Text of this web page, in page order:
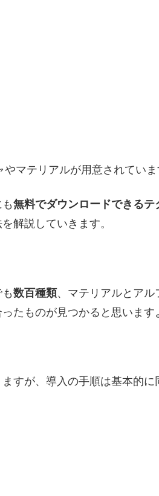
マテリアルが用意されていま
無料でダウンロードできるテ
解説していきます。
数百種類、マテリアルとアル
たものが見つかると思います
すが、 導入の手順は基本的に